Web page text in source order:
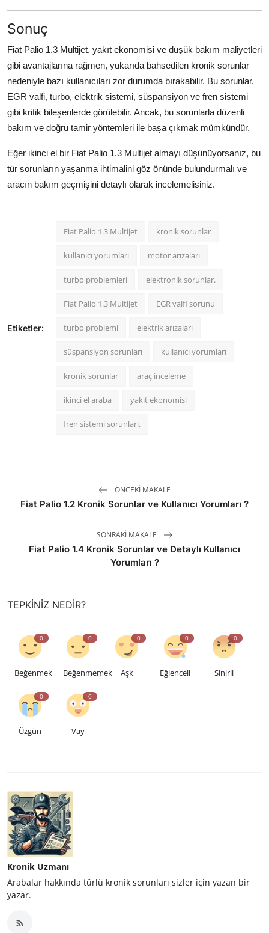
Sonuç
Fiat Palio 1.3 Multijet, yakıt ekonomisi ve düşük bakım maliyetleri
gibi avantajlarına rağmen, yukarıda bahsedilen kronik sorunlar
nedeniyle bazı kullanıcıları zor durumda bırakabilir. Bu sorunlar,
EGR valfi, turbo, elektrik sistemi, süspansiyon ve fren sistemi
gibi kritik bileşenlerde görülebilir. Ancak, bu sorunlarla düzenli
bakım ve doğru tamir yöntemleri ile başa çıkmak mümkündür.
Eğer ikinci el bir Fiat Palio 1.3 Multijet almayı düşünüyorsanız, bu
tür sorunların yaşanma ihtimalini göz önünde bulundurmalı ve
aracın bakım geçmişini detaylı olarak incelemelisiniz.
Etiketler:
Fiat Palio 1.3 Multijet kronik sorunlar
kullanıcı yorumları motor arızaları
turbo problemleri elektronik sorunlar.
Fiat Palio 1.3 Multijet EGR valfi sorunu
turbo problemi elektrik arızaları
süspansiyon sorunları kullanıcı yorumları
kronik sorunlar araç inceleme
ikinci el araba yakıt ekonomisi
fren sistemi sorunları.
ÖNCEKI MAKALE
Fiat Palio 1.2 Kronik Sorunlar ve Kullanıcı Yorumları ?
SONRAKI MAKALE
Fiat Palio 1.4 Kronik Sorunlar ve Detaylı Kullanıcı
Yorumları ?
TEPKINIZ NEDIR?
0
Beğenmek
0
Beğenmemek
0
Aşk
0
Eğlenceli
0
Sinirli
0
Üzgün
0
Vay
Kronik Uzmanı
Arabalar hakkında türlü kronik sorunları sizler için yazan bir
yazar.